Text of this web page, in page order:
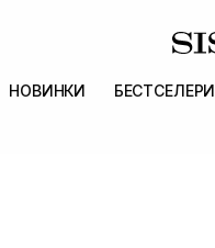
НОВИНКИ БЕСТСЕЛЕРИ